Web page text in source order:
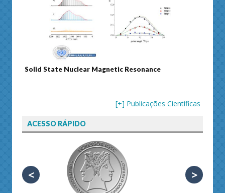
Solid State Nuclear Magnetic Resonance
[+] Publicações Científicas
ACESSO RÁPIDO
< >